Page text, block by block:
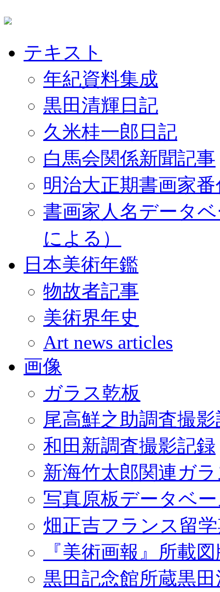
テキスト
年紀資料集成
黒田清輝日記
久米桂一郎日記
白馬会関係新聞記事
明治大正期書画家
書画家人名データ
による）
日本美術年鑑
物故者記事
美術界年史
Art news articles
画像
ガラス乾板
尾高鮮之助調査撮
和田新調査撮影記録
新海竹太郎関連ガ
写真原板データベ
畑正吉フランス留
『美術画報』所載
黒田記念館所蔵黒